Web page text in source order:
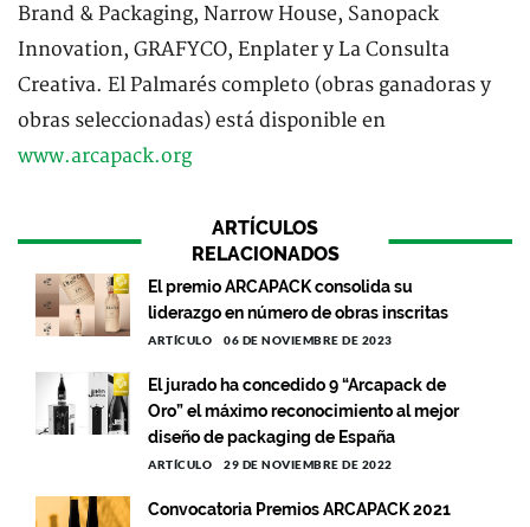
Brand & Packaging, Narrow House, Sanopack
Innovation, GRAFYCO, Enplater y La Consulta
Creativa. El Palmarés completo (obras ganadoras y
obras seleccionadas) está disponible en
www.arcapack.org
ARTÍCULOS
RELACIONADOS
El premio ARCAPACK consolida su
liderazgo en número de obras inscritas
ARTÍCULO 06 DE NOVIEMBRE DE 2023
El jurado ha concedido 9 “Arcapack de
Oro” el máximo reconocimiento al mejor
diseño de packaging de España
ARTÍCULO 29 DE NOVIEMBRE DE 2022
Convocatoria Premios ARCAPACK 2021